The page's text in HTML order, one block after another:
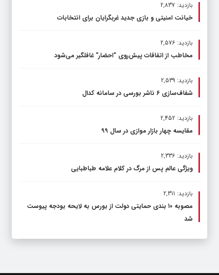
بازدید: 2,837
خیانت امنیتی و بازی جدید غربگرایان برای انتخابات
بازدید: 2,576
مخاطب از اتفاقات پیش‌روی “احضار” غافلگیر می‌شود
بازدید: 2,539
شفاف‌سازی ۶ ناشر بورسی در سامانه کدال
بازدید: 2,452
مقایسه چهار بازار موازی در سال ۹۹
بازدید: 2,336
ویژگی عالم پس از مرگ در کلام علامه طباطبایی
بازدید: 2,311
مصوبه ۱۰ بندی حمایتی دولت از بورس به لایحه بودجه پیوست
شد